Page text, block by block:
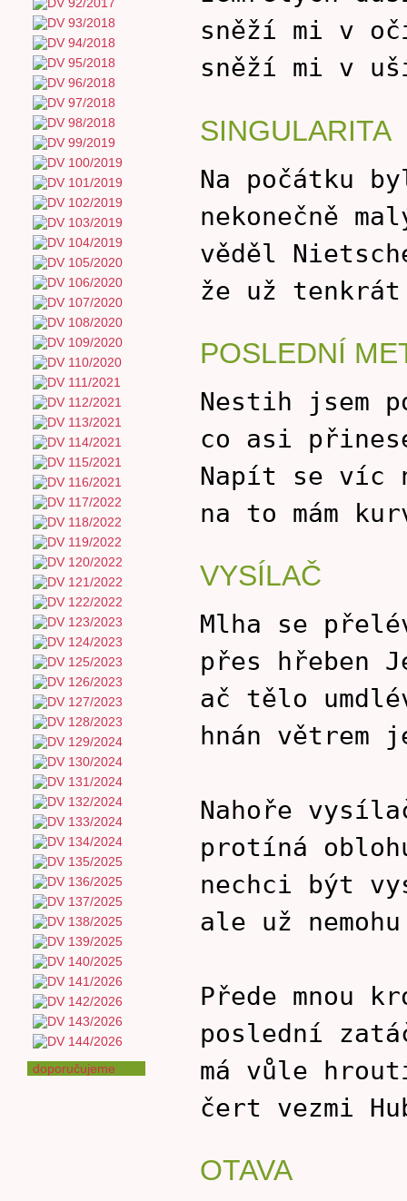
doporučujeme
sněží mi v
sněží mi v
SINGULARITA
Na počátku
nekonečně
věděl
že už
POSLEDNÍ
Nestih jsem
co asi
Napít se víc
na to mám
VYSÍLAČ
Mlha se
přes hřeben
ač tělo
hnán větrem
Nahoře
protíná
nechci být
ale už nemohu
Přede mnou
poslední
má vůle
čert vezmi
OTAVA